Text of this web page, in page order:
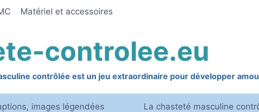
Matériel et accessoires
controlee.eu
contrôlée est un jeu extraordinaire pour développer
images légendées La chasteté masculine